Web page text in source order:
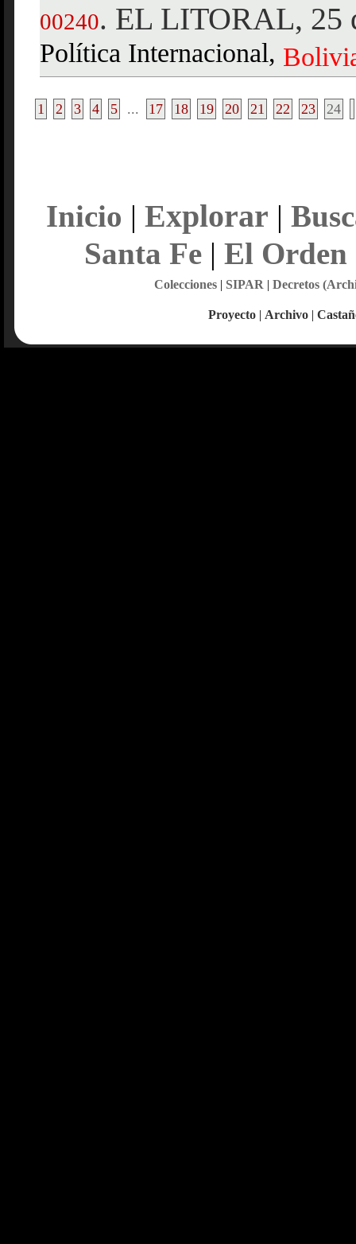
00240. EL LITORAL, 25
Política Internacional,
1 2 3 4 5 ... 17 18 19 20 21 22 23 24
Inicio | Explorar |
Santa Fe| El Orden
Colecciones| SIPAR | Decretos
Proyecto | Archivo |